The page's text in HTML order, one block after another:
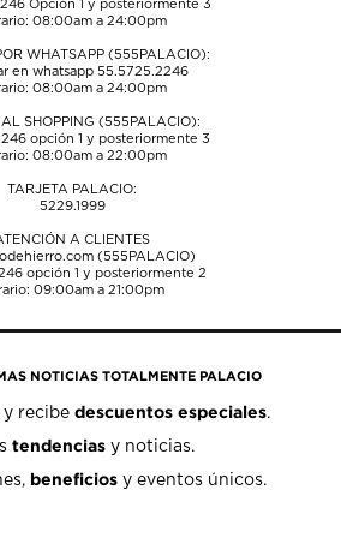
Opción 1 y posteriormente 3
08:00am a 24:00pm
WHATSAPP (555PALACIO):
en whatsapp 55.5725.2246
08:00am a 24:00pm
SHOPPING (555PALACIO):
opción 1 y posteriormente 3
08:00am a 22:00pm
TARJETA PALACIO:
5229.1999
A CLIENTES
(555PALACIO)
opción 1 y posteriormente 2
09:00am a 21:00pm
NOTICIAS TOTALMENTE PALACIO
y recibedescuentos especiales.
tendencias y noticias.
beneficios y eventos únicos.